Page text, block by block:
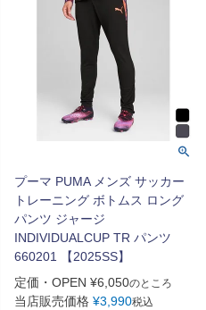
プーマ PUMA メンズ サッカー
トレーニング ボトムス ロング
パンツ ジャージ
INDIVIDUALCUP TR パンツ
660201 【2025SS】
定価・OPEN ¥6,050のところ
当店販売価格 ¥3,990税込